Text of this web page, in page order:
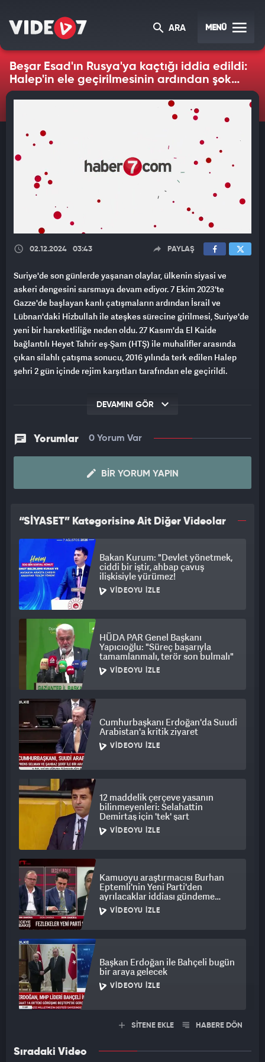
ARA MENÜ
Beşar Esad'ın Rusya'ya kaçtığı iddia edildi:
Halep'in ele geçirilmesinin ardından şok
gelişmeler
02.12.2024 03:43 PAYLAŞ
Suriye'de son günlerde yaşanan olaylar, ülkenin siyasi ve
askeri dengesini sarsmaya devam ediyor. 7 Ekim 2023'te
Gazze'de başlayan kanlı çatışmaların ardından İsrail ve
Lübnan'daki Hizbullah ile ateşkes sürecine girilmesi, Suriye'de
yeni bir hareketliliğe neden oldu. 27 Kasım'da El Kaide
bağlantılı Heyet Tahrir eş-Şam (HTŞ) ile muhalifler arasında
çıkan silahlı çatışma sonucu, 2016 yılında terk edilen Halep
şehri 2 gün içinde rejim karşıtları tarafından ele geçirildi.
Rusya'ya kaçtığına dair iddialar gündeme geldi. İngiliz basını,
Rus güçlerini komuta eden Korgeneral Sergey Kisel’in de
utanç kaynağı olarak gösterildiği ve Rusya'nın olaylara
hazırlıksız yakalandığı belirtildi.
Eski İngiliz istihbarat subayı Albay Philip Ingram, Rusya
açısından durumun kötüye gittiğini ve bu gelişmelerin Rus ve
Suriyeli yetkililerin savunma zaafiyetlerini ortaya koyduğunu
ifade etti. "Generallerin tek tek görevden alınması, Rusya'daki
iç karışıklığın bir göstergesidir," diyen Ingram, muhaliflerin
saldırılarının hazırlıksız yakalanan güçler için büyük bir darbe
olduğunu belirtti.
ABD ise olaylarla bağlantısının olmadığını ve gelişmeleri uzak
bir noktadan izlediğini açıkladı. Öte yandan, İran, ABD ve
İsrail’i suçlamaya devam ederek, bölgedeki karışıklıkların
arkasında dış güçlerin olduğunu savundu. Suriye'de yaşanan
bu yeni gelişmeler, uluslararası kamuoyunda büyük yankı
uyandırmış durumda.
DEVAMINI GÖR
Yorumlar 0 Yorum Var
BIR YORUM YAPIN
“SİYASET” Kategorisine Ait Diğer Videolar
Bakan Kurum: "Devlet yönetmek,
ciddi bir iştir, ahbap çavuş
ilişkisiyle yürümez!
VIDEOYU İZLE
HÜDA PAR Genel Başkanı
Yapıcıoğlu: "Süreç başarıyla
tamamlanmalı, terör son bulmalı"
VIDEOYU İZLE
Cumhurbaşkanı Erdoğan'da Suudi
Arabistan'a kritik ziyaret
VIDEOYU İZLE
12 maddelik çerçeve yasanın
bilinmeyenleri: Selahattin
Demirtaş için 'tek' şart
VIDEOYU İZLE
Kamuoyu araştırmacısı Burhan
Eptemli'nin Yeni Parti'den
ayrılacaklar iddiası gündeme
bomba gibi düştü
VIDEOYU İZLE
Başkan Erdoğan ile Bahçeli bugün
bir araya gelecek
VIDEOYU İZLE
SİTENE EKLE HABERE DÖN
Sıradaki Video